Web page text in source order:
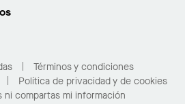
compra?
Términos y condiciones
Política de privacidad y de cookies
ni compartas mi información